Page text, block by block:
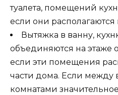
туалета, помещений
если они располагаются
Вытяжка в ванну,
объединяются на
если эти помещения
части дома. Если
комнатами